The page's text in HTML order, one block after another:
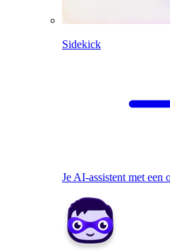
Sidekick
Je AI-assistent met een